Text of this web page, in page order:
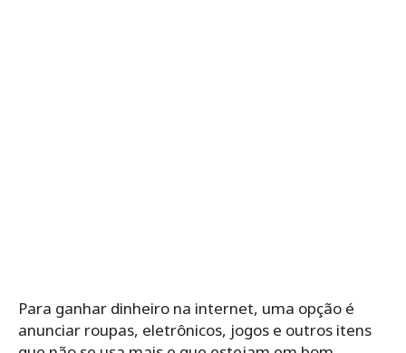
Para ganhar dinheiro na internet, uma opção é
anunciar roupas, eletrônicos, jogos e outros itens